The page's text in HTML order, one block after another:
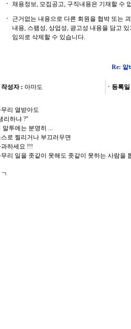
ㆍ 채용정보, 모집공고, 구직내용은 기재할 수
ㆍ
근거없는 내용으로 다른 회원을 협박 또는
내용, 스팸성, 상업성, 광고성 내용을 담고
임의로 삭제할 수 있습니다.
Re: 알
작성자 : 아마도 ㆍ등록
무리 열받아도
리하냐 ?"
말투에는 분명히 ...
스로 찔리거나 부끄러우면
과하세요 !!!
무리 일을 좃같이 못해도 좃같이 못하는 사람을